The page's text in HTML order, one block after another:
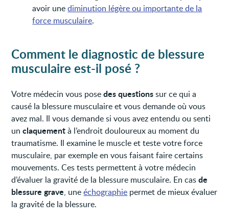
avoir unediminution légère ou importante de la
force musculaire.
Comment le diagnostic de blessure
musculaire est-il posé ?
Votre médecin vous posedes questionssur ce qui a
causé la blessure musculaire et vous demande où vous
avez mal. Il vous demande si vous avez entendu ou senti
unclaquementà l’endroit douloureux au moment du
traumatisme. Il examine le muscle et teste votre force
musculaire, par exemple en vous faisant faire certains
mouvements. Ces tests permettent à votre médecin
d’évaluer la gravité de la blessure musculaire. En casde
blessure grave, uneéchographie permet de mieux évaluer
la gravité de la blessure.